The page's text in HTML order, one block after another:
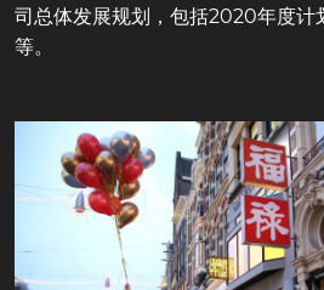
司总体发展规划，包括2020年度计
等。